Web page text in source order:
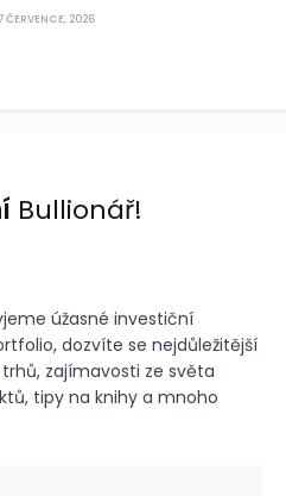
ČERVENCE, 2026
Bullionář!
úžasné investiční
dozvíte se nejdůležitější
zajímavosti ze světa
tipy na knihy a mnoho